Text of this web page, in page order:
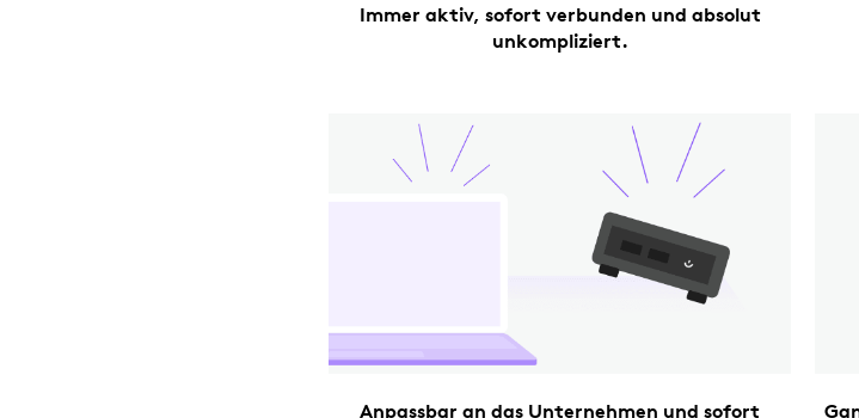
Immer aktiv, sofort verbunden und absolut
unkompliziert.
Anpassbar an das Unternehmen und sofort